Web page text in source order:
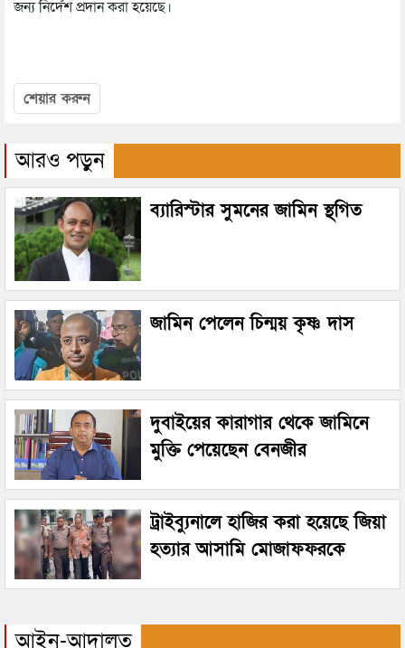
জন্য নির্দেশ প্রদান করা হয়েছে।
শেয়ার করুন
আরও পড়ুন
ব্যারিস্টার সুমনের জামিন স্থগিত
জামিন পেলেন চিন্ময় কৃষ্ণ দাস
দুবাইয়ের কারাগার থেকে জামিনে
মুক্তি পেয়েছেন বেনজীর
ট্রাইব্যুনালে হাজির করা হয়েছে জিয়া
হত্যার আসামি মোজাফফরকে
আইন-আদালত